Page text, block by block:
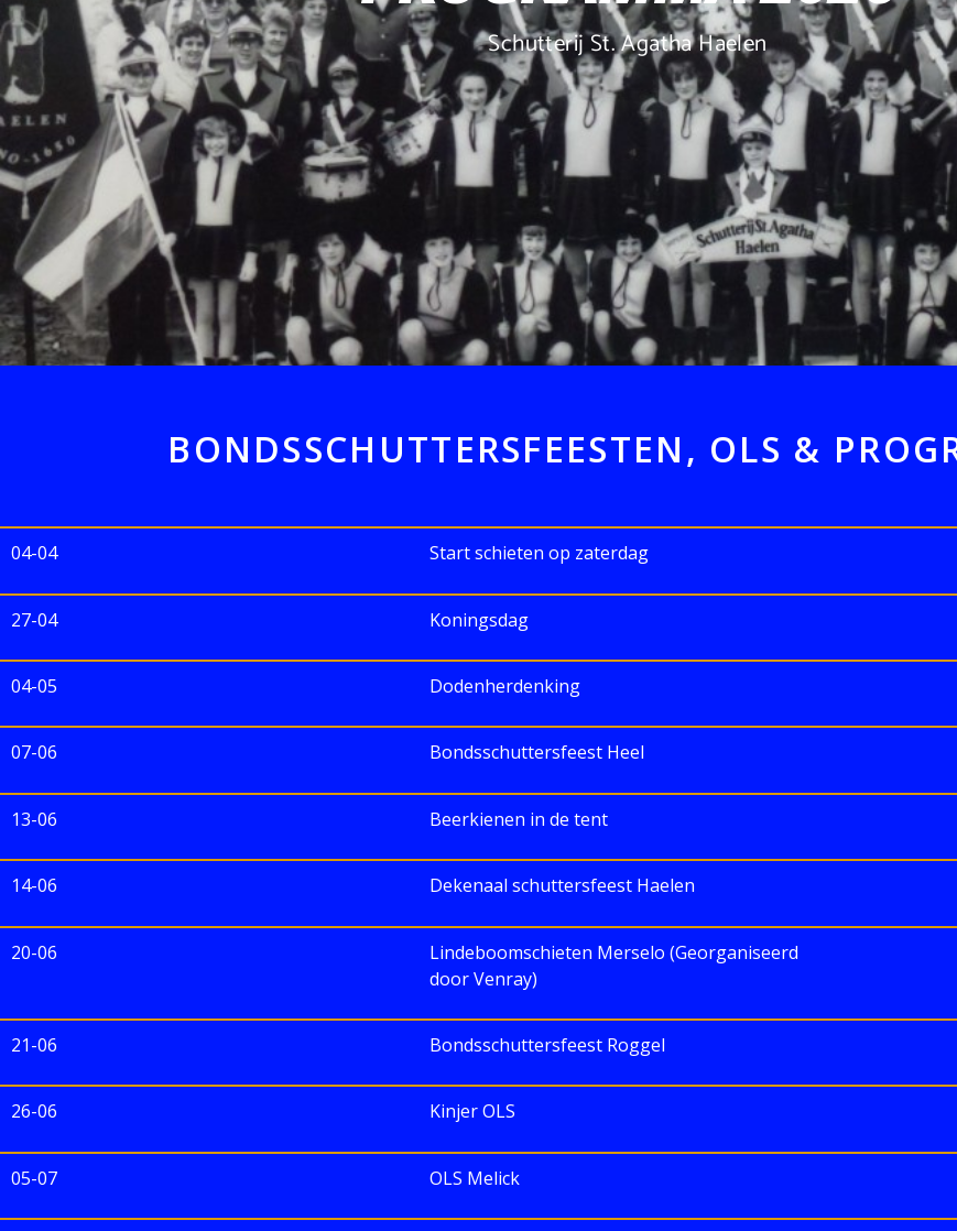
Schutterij St. Agatha Haelen
BONDSSCHUTTERSFEESTEN, OLS &
04-04 Start schieten op zaterdag
27-04 Koningsdag
04-05 Dodenherdenking
07-06 Bondsschuttersfeest Heel
13-06 Beerkienen in de tent
14-06 Dekenaal schuttersfeest Haelen
20-06
Lindeboomschieten Merselo (Georganiseerd
door Venray)
21-06 Bondsschuttersfeest Roggel
26-06 Kinjer OLS
05-07 OLS Melick